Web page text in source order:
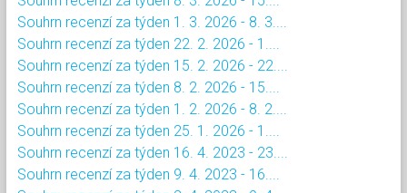
Souhrn recenzí za týden 1. 3. 2026 - 8. 3....
Souhrn recenzí za týden 22. 2. 2026 - 1....
Souhrn recenzí za týden 15. 2. 2026 - 22....
Souhrn recenzí za týden 8. 2. 2026 - 15....
Souhrn recenzí za týden 1. 2. 2026 - 8. 2....
Souhrn recenzí za týden 25. 1. 2026 - 1....
Souhrn recenzí za týden 16. 4. 2023 - 23....
Souhrn recenzí za týden 9. 4. 2023 - 16....